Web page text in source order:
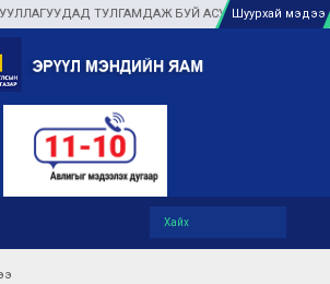
ТУЛГАМДАЖ БУЙ АСУУДЛЫГ ГАЗАР ДЭЭР
Шуурхай мэдээ